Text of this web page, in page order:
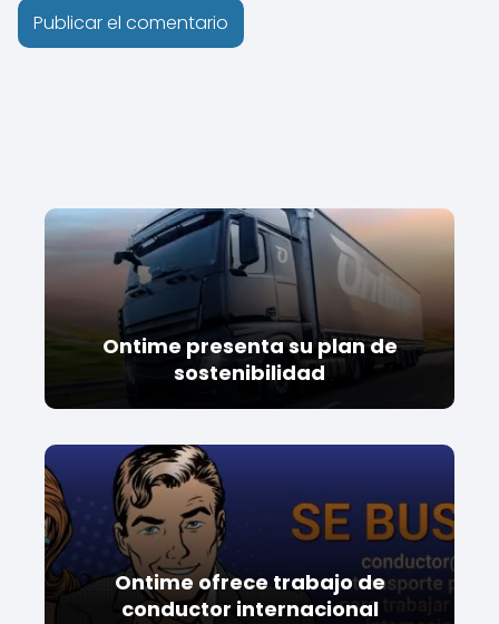
Ontime presenta su plan de
sostenibilidad
Ontime ofrece trabajo de
conductor internacional